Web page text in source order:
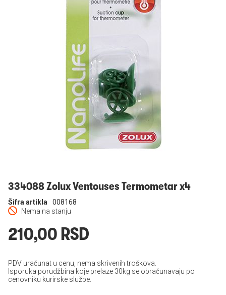
334088 Zolux Ventouses Termometar x4
Nema na stanju
Šifra artikla 008168
210,00 RSD
PDV uračunat u cenu, nema skrivenih troškova.
Isporuka porudžbina koje prelaze 30kg se obračunavaju po
cenovniku kurirske službe.